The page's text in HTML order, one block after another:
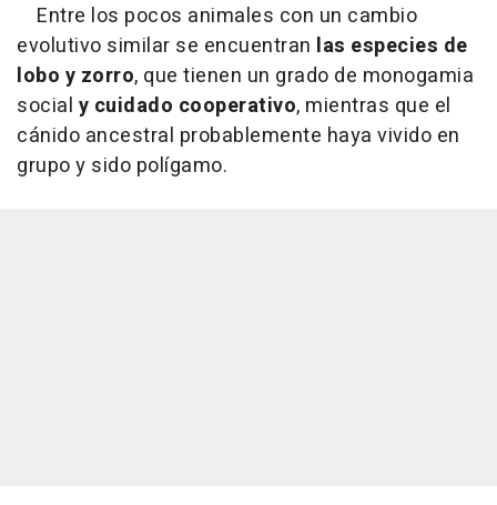
Entre los pocos animales con un cambio
evolutivo similar se encuentran las especies de
lobo y zorro, que tienen un grado de monogamia
social y cuidado cooperativo, mientras que el
cánido ancestral probablemente haya vivido en
grupo y sido polígamo.